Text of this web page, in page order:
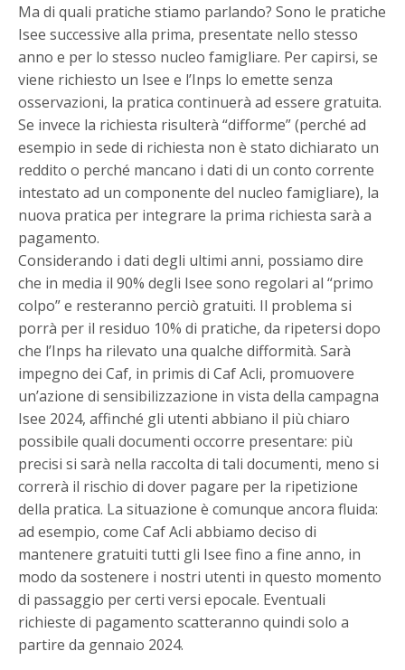
Ma di quali pratiche stiamo parlando? Sono le pratiche
Isee successive alla prima, presentate nello stesso
anno e per lo stesso nucleo famigliare. Per capirsi, se
viene richiesto un Isee e l’Inps lo emette senza
osservazioni, la pratica continuerà ad essere gratuita.
Se invece la richiesta risulterà “difforme” (perché ad
esempio in sede di richiesta non è stato dichiarato un
reddito o perché mancano i dati di un conto corrente
intestato ad un componente del nucleo famigliare), la
nuova pratica per integrare la prima richiesta sarà a
pagamento.
Considerando i dati degli ultimi anni, possiamo dire
che in media il 90% degli Isee sono regolari al “primo
colpo” e resteranno perciò gratuiti. Il problema si
porrà per il residuo 10% di pratiche, da ripetersi dopo
che l’Inps ha rilevato una qualche difformità. Sarà
impegno dei Caf, in primis di Caf Acli, promuovere
un’azione di sensibilizzazione in vista della campagna
Isee 2024, affinché gli utenti abbiano il più chiaro
possibile quali documenti occorre presentare: più
precisi si sarà nella raccolta di tali documenti, meno si
correrà il rischio di dover pagare per la ripetizione
della pratica. La situazione è comunque ancora fluida:
ad esempio, come Caf Acli abbiamo deciso di
mantenere gratuiti tutti gli Isee fino a fine anno, in
modo da sostenere i nostri utenti in questo momento
di passaggio per certi versi epocale. Eventuali
richieste di pagamento scatteranno quindi solo a
partire da gennaio 2024.